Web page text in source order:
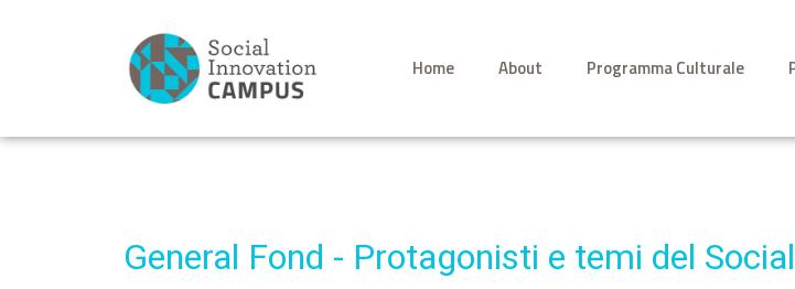
Home About Programma Culturale
General Fond - Protagonisti e temi del